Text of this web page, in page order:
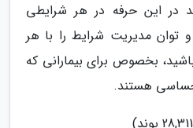
در این حرفه در هر شرایطی
توان مدیریت شرایط را با هر
بخصوص برای بیمارانی که
هستند.